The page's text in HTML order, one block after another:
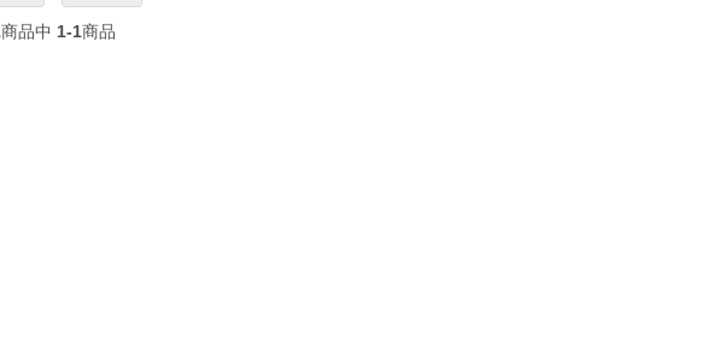
商品中 1-1商品